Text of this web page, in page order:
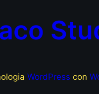
WordPress con